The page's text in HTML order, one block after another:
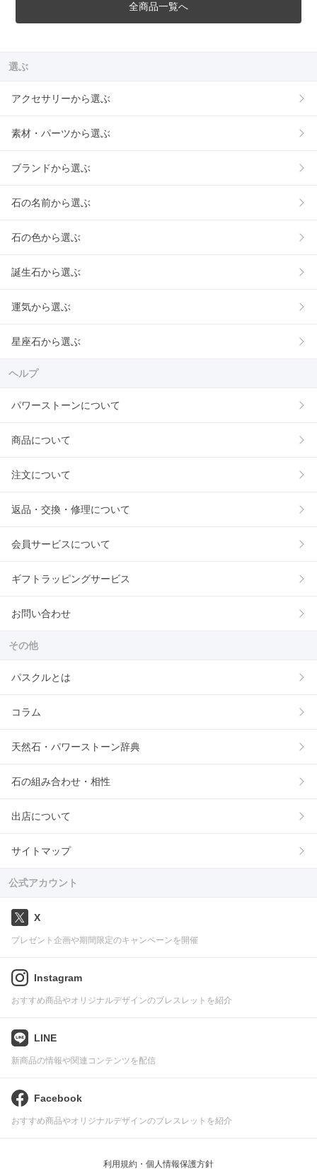
全商品一覧へ
選ぶ
アクセサリーから選ぶ
素材・パーツから選ぶ
ブランドから選ぶ
石の名前から選ぶ
石の色から選ぶ
誕生石から選ぶ
運気から選ぶ
星座石から選ぶ
ヘルプ
パワーストーンについて
商品について
注文について
返品・交換・修理について
会員サービスについて
ギフトラッピングサービス
お問い合わせ
その他
パスクルとは
コラム
天然石・パワーストーン辞典
石の組み合わせ・相性
出店について
サイトマップ
公式アカウント
X
プレゼント企画や期間限定のキャンペーンを開催
Instagram
おすすめ商品やオリジナルデザインのブレスレットを紹介
LINE
新商品の情報や関連コンテンツを配信
Facebook
おすすめ商品やオリジナルデザインのブレスレットを紹介
利用規約・個人情報保護方針